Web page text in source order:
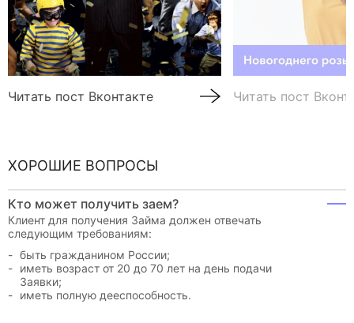
Читать пост Вконтакте Читать пост
ХОРОШИЕ ВОПРОСЫ
Кто может получить заем?
Клиент для получения Займа должен отвечать
следующим требованиям:
быть гражданином России;
иметь возраст от 20 до 70 лет на день подачи
Заявки;
иметь полную дееспособность.